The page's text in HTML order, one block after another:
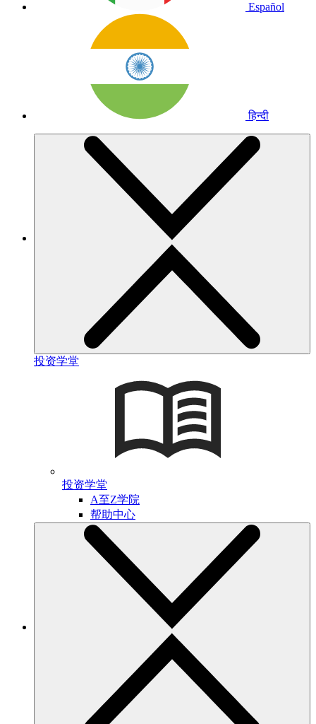
Español
हिन्दी
投资学堂
投资学堂
A至Z学院
帮助中心